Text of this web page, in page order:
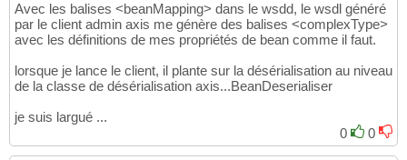
Avec les balises <beanMapping> dans le wsdd, le wsdl généré
par le client admin axis me génère des balises <complexType>
avec les définitions de mes propriétés de bean comme il faut.
lorsque je lance le client, il plante sur la désérialisation au niveau
de la classe de désérialisation axis...BeanDeserialiser
je suis largué ...
0
0